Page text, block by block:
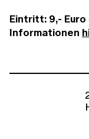
Eintritt: 9,-
Informationen